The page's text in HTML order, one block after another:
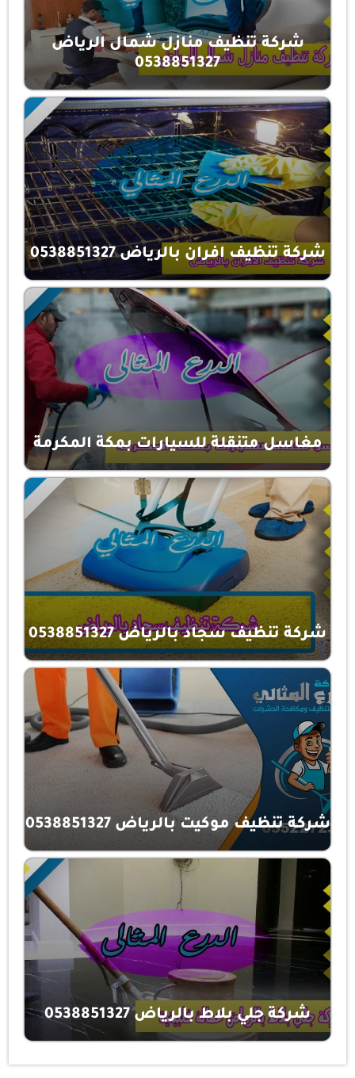
شركة تنظيف منازل شمال الرياض
0538851327
شركة تنظيف افران بالرياض 0538851327
مغاسل متنقلة للسيارات بمكة المكرمة
شركة تنظيف سجاد بالرياض 0538851327
شركة تنظيف موكيت بالرياض 0538851327
شركة جلي بلاط بالرياض 0538851327